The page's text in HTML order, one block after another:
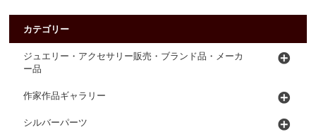
カテゴリー
ジュエリー・アクセサリー販売・ブランド品・メーカ
ー品
作家作品ギャラリー
シルバーパーツ